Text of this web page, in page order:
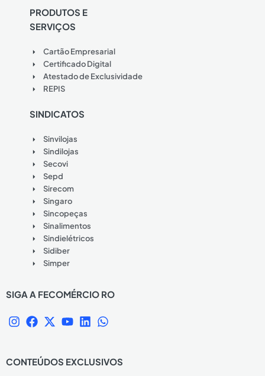
PRODUTOS E
SERVIÇOS
Cartão Empresarial
Certificado Digital
Atestado de Exclusividade
REPIS
SINDICATOS
Sinvilojas
Sindilojas
Secovi
Sepd
Sirecom
Singaro
Sincopeças
Sinalimentos
Sindielétricos
Sidiber
Simper
SIGA A FECOMÉRCIO RO
I
n
a
F
a
b
X
-
i
Y
o
u
L
i
e
W
h
s
CONTEÚDOS EXCLUSIVOS